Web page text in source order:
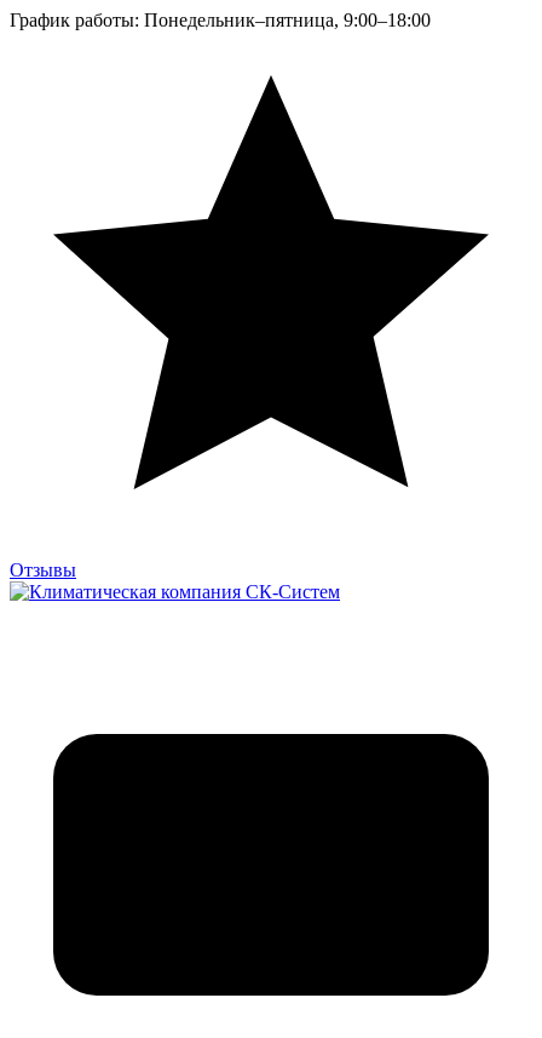
График работы: Понедельник–пятница, 9:00–18:00
Отзывы